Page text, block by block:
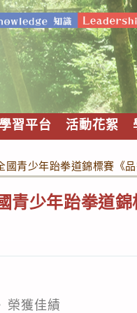
學習平台 活動花絮
青少年跆拳道錦標賽《
青少年跆拳道
榮獲佳績